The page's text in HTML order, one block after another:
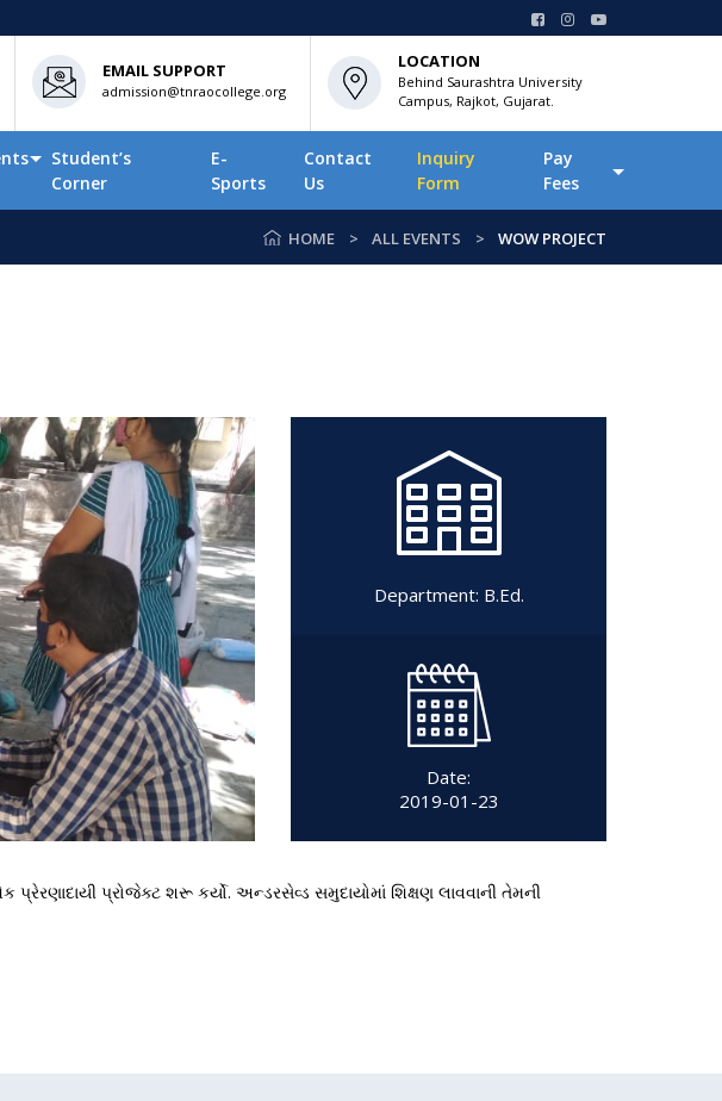
EMAIL SUPPORT
admission@tnraocollege.org
LOCATION
Behind Saurashtra University
Campus, Rajkot, Gujarat.
Student’s
Corner
E-
Sports
Contact
Us
Inquiry
Form
Pay
Fees
HOME ALL EVENTS WOW PROJECT
Department: B.Ed.
Date:
2019-01-23
પ્રોજેક્ટ શરૂ કર્યો. અન્ડરસેવ્ડ સમુદાયોમાં શિક્ષણ લાવવાની તેમની